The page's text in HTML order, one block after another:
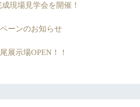
現場見学会を開催！
ーンのお知らせ
展示場OPEN！！